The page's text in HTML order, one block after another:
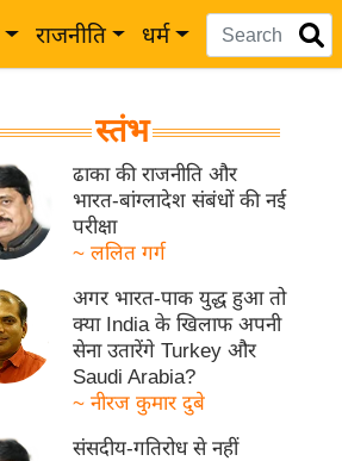
राजनीति धर्म
स्तंभ
ढाका की राजनीति और
भारत-बांग्लादेश संबंधों की नई
परीक्षा
~ ललित गर्ग
अगर भारत-पाक युद्ध हुआ तो
क्या India के खिलाफ अपनी
सेना उतारेंगे Turkey और
Saudi Arabia?
~ नीरज कुमार दुबे
संसदीय-गतिरोध से नहीं